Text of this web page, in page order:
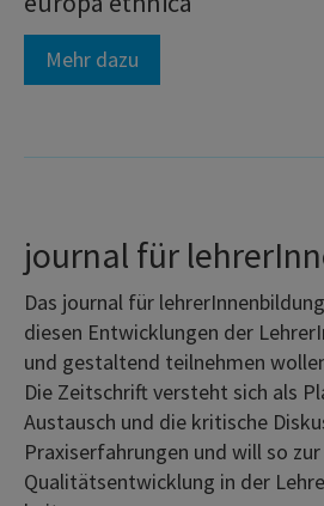
Mehr dazu
journal für
Das journal für
diesen Entwicklungen der
und gestaltend teilnehmen
Die Zeitschrift versteht sich als
Austausch und die kritische
Praxiserfahrungen und will so zur
Qualitätsentwicklung in der